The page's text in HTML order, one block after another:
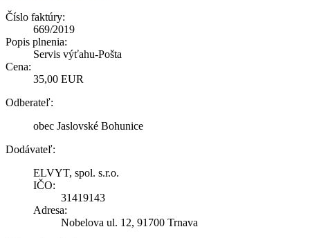
Číslo faktúry:
669/2019
Popis plnenia:
Servis výťahu-Pošta
Cena:
35,00 EUR
Odberateľ:
obec Jaslovské Bohunice
Dodávateľ:
ELVYT, spol. s.r.o.
IČO:
31419143
Adresa:
Nobelova ul. 12, 91700 Trnava